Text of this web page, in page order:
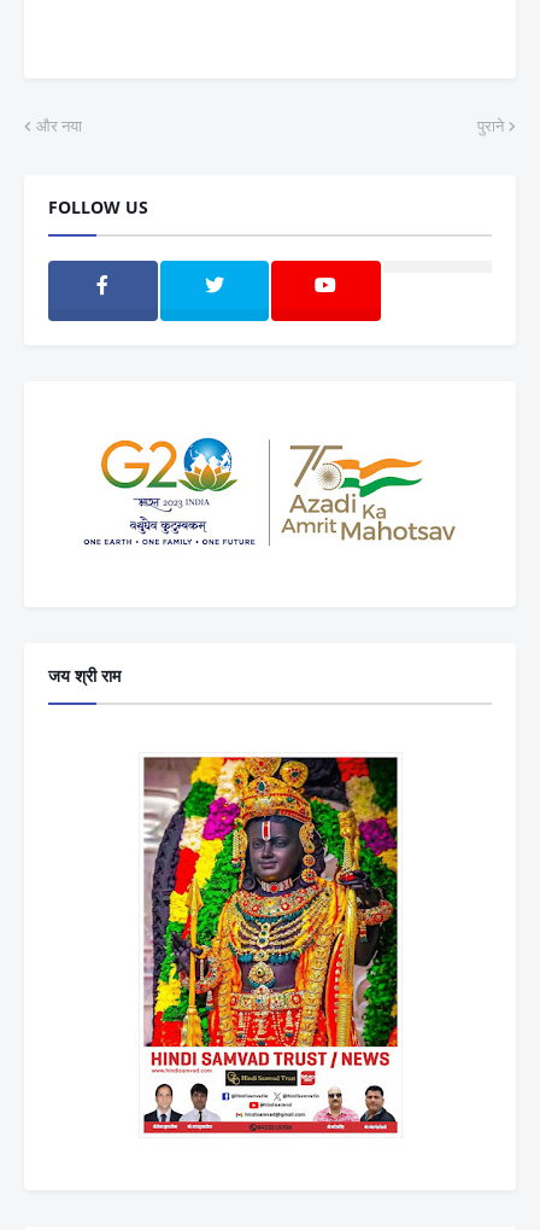
और नया पुराने
FOLLOW US
जय श्री राम